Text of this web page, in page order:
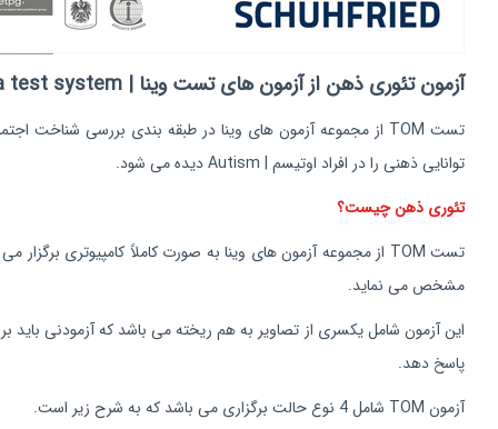
آزمون تئوری ذهن از آزمون های تست وینا | vienna test system
توانایی ذهنی را در افراد اوتیسم | Autism دیده می شود.
تئوری ذهن چیست؟
مشخص می نماید.
این آزمون شامل یکسری از تصاویر به هم ریخته می باشد که آزمودنی باید
پاسخ دهد.
آزمون TOM شامل 4 نوع حالت برگزاری می باشد که به شرح زیر است.